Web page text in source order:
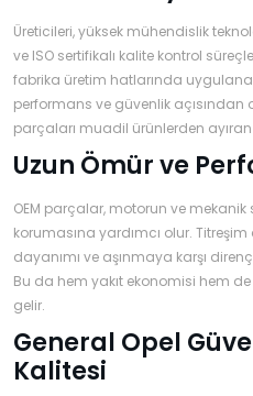
Üreticileri, yüksek mühendislik
ve ISO sertifikalı kalite kontrol
fabrika üretim hatlarında
performans ve güvenlik açısından
parçaları muadil ürünlerden ayıran
Uzun Ömür ve
OEM parçalar, motorun ve
korumasına yardımcı olur. Titreşim
dayanımı ve aşınmaya karşı
Bu da hem yakıt ekonomisi hem
gelir.
General Opel
Kalitesi